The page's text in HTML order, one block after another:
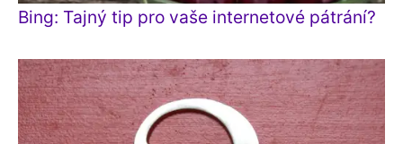
Bing: Tajný tip pro vaše internetové pátrání?